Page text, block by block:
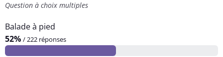
Question à choix multiples
Balade à pied
52% / 222 réponses